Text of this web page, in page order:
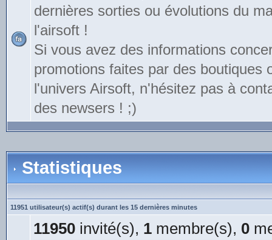
dernières sorties ou évolutions du
l'airsoft !
Si vous avez des informations
promotions faites par des boutiques
l'univers Airsoft, n'hésitez pas à
des newsers ! ;)
Statistiques
11951 utilisateur(s) actif(s) durant les 15 dernières minutes
11950invité(s), 1membre(s), 0